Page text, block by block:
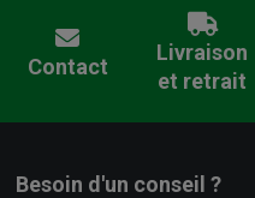
Contact
Livraison
et retrait
Besoin d'un conseil ?